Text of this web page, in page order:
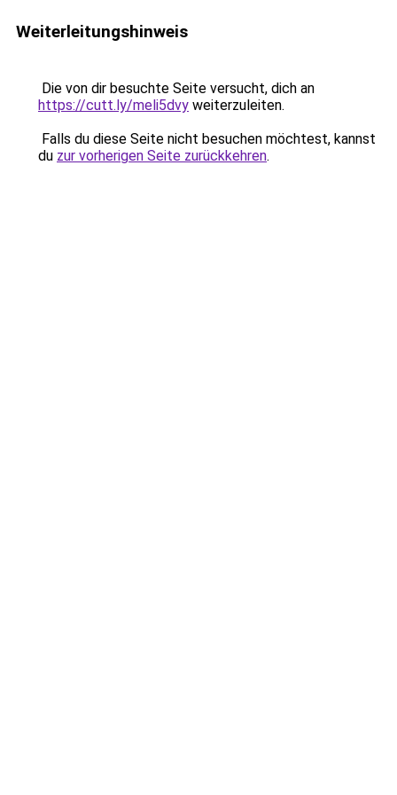
Weiterleitungshinweis
Die von dir besuchte Seite versucht, dich an
https://cutt.ly/meli5dvy weiterzuleiten.
Falls du diese Seite nicht besuchen möchtest, kannst
du zur vorherigen Seite zurückkehren.